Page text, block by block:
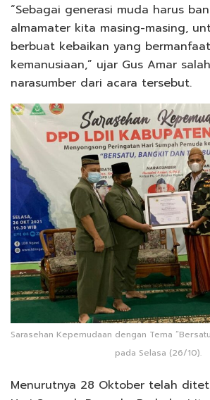
“Sebagai generasi muda harus
almamater kita masing-masing,
berbuat kebaikan yang
kemanusiaan,” ujar Gus Amar
narasumber dari acara tersebut.
Sarasehan Kepemudaan dengan Tema
pada Selasa (26/10).
Menurutnya 28 Oktober telah